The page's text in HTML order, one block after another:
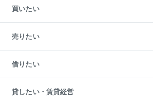
買いたい
新築・分譲マンションの購入
中古マンションの購入
一戸建ての購入
中古一戸建ての購入
不動産購入の流れ
注目キーワード物件特集
購入ガイド
売りたい
一戸建ての売却・査定
土地の売却・査定
スピードAI査定
不動産査定について
借りたい
オフィス・店舗の賃貸
借りるときの流れ
貸したい・賃貸経営